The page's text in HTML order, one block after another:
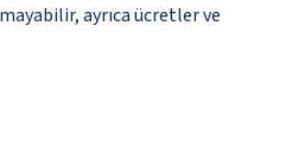
ayrıca ücretler ve